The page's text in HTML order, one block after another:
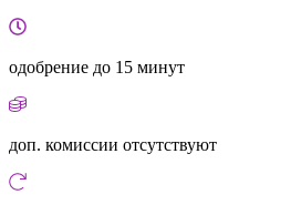
одобрение до 15 минут
доп. комиссии отсутствуют